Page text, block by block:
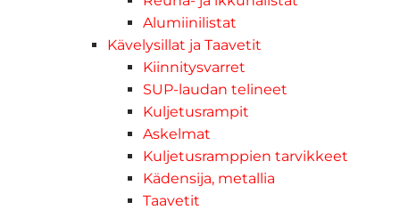
Alumiinilistat
Kävelysillat ja Taavetit
Kiinnitysvarret
SUP-laudan telineet
Kuljetusrampit
Askelmat
Kuljetusramppien tarvikkeet
Kädensija, metallia
Taavetit